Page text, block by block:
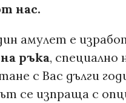
нас.
амулет е
ръка, специално
с Вас дълги
се изпраща с